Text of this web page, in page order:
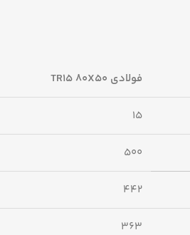
فولادی TR15 80X50
15
500
442
363